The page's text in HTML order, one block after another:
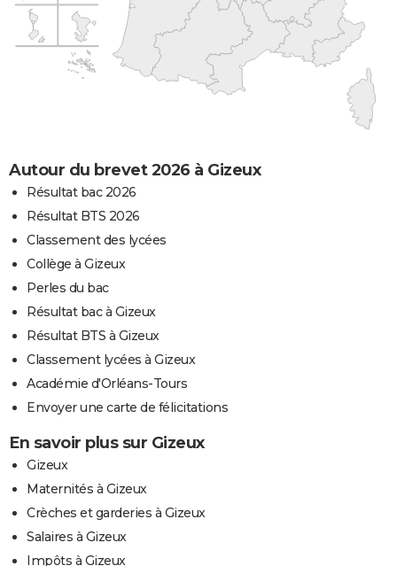
Autour du brevet 2026 à Gizeux
Résultat bac 2026
Résultat BTS 2026
Classement des lycées
Collège à Gizeux
Perles du bac
Résultat bac à Gizeux
Résultat BTS à Gizeux
Classement lycées à Gizeux
Académie d'Orléans-Tours
Envoyer une carte de félicitations
En savoir plus sur Gizeux
Gizeux
Maternités à Gizeux
Crèches et garderies à Gizeux
Salaires à Gizeux
Impôts à Gizeux